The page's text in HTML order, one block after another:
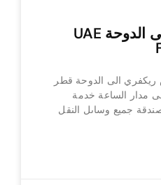
سطحة الامارات الى الدوحة UAE
الى الدوحة قطر
مدار الساعة خدمة
جميع وساىل النقل